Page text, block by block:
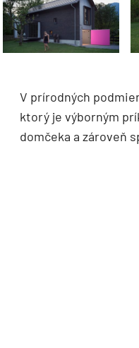
V prírodných
ktorý je výborným
domčeka a zároveň